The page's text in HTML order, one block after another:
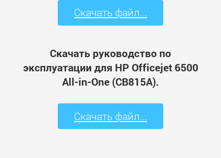
Скачать файл...
Скачать руководство по
эксплуатации для HP Officejet 6500
All-in-One (CB815A).
Скачать файл...